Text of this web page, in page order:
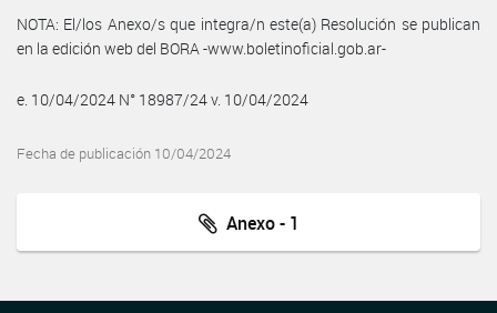
NOTA: El/los Anexo/s que integra/n este(a) Resolución se publican
en la edición web del BORA -www.boletinoficial.gob.ar-
e. 10/04/2024 N° 18987/24 v. 10/04/2024
Fecha de publicación 10/04/2024
Anexo - 1